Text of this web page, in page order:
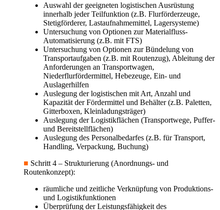
Auswahl der geeigneten logistischen Ausrüstung
innerhalb jeder Teilfunktion (z.B. Flurförderzeuge,
Stetigförderer, Lastaufnahmemittel, Lagersysteme)
Untersuchung von Optionen zur Materialfluss-
Automatisierung (z.B. mit FTS)
Untersuchung von Optionen zur Bündelung von
Transportaufgaben (z.B. mit Routenzug), Ableitung der
Anforderungen an Transportwagen,
Niederflurfördermittel, Hebezeuge, Ein- und
Auslagerhilfen
Auslegung der logistischen mit Art, Anzahl und
Kapazität der Fördermittel und Behälter (z.B. Paletten,
Gitterboxen, Kleinladungsträger)
Auslegung der Logistikflächen (Transportwege, Puffer-
und Bereitstellflächen)
Auslegung des Personalbedarfes (z.B. für Transport,
Handling, Verpackung, Buchung)
■ Schritt 4 – Strukturierung (Anordnungs- und
Routenkonzept):
räumliche und zeitliche Verknüpfung von Produktions-
und Logistikfunktionen
Überprüfung der Leistungsfähigkeit des